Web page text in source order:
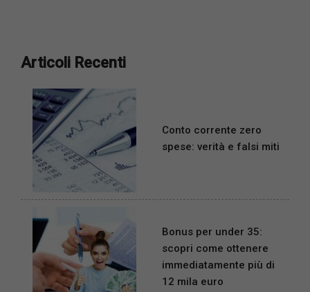
Articoli Recenti
Conto corrente zero
spese: verità e falsi miti
Bonus per under 35:
scopri come ottenere
immediatamente più di
12 mila euro